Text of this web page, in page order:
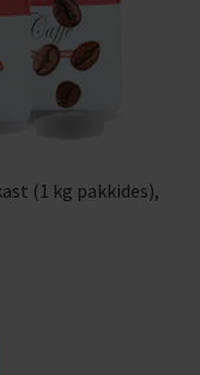
(1 kg pakkides),